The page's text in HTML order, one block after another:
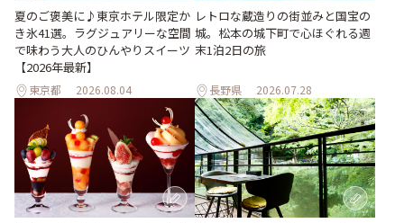
夏のご褒美に♪東京ホテル限定か
き氷41選。ラグジュアリーな空間
で味わう大人のひんやりスイーツ
【2026年最新】
東京都 2026.08.04
レトロな蔵造りの街並みと国宝の
城。松本の城下町で心ほぐれる週
末1泊2日の旅
長野県 2026.07.28